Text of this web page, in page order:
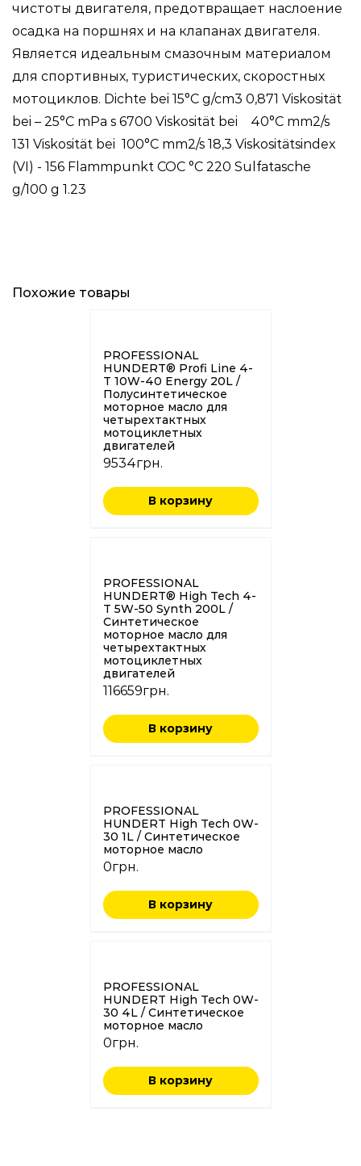
чистоты двигателя, предотвращает наслоение
осадка на поршнях и на клапанах двигателя.
Является идеальным смазочным материалом
для спортивных, туристических, скоростных
мотоциклов. Dichte bei 15°C g/cm3 0,871 Viskosität
bei – 25°C mPa s 6700 Viskosität bei 40°C mm2/s
131 Viskosität bei 100°C mm2/s 18,3 Viskositätsindex
(VI) - 156 Flammpunkt COC °C 220 Sulfatasche
g/100 g 1.23
Похожие товары
PROFESSIONAL
HUNDERT® Profi Line 4-
T 10W-40 Energy 20L /
Полусинтетическое
моторное масло для
четырехтактных
мотоциклетных
двигателей
9534грн.
В корзину
PROFESSIONAL
HUNDERT® High Tech 4-
T 5W-50 Synth 200L /
Синтетическое
моторное масло для
четырехтактных
мотоциклетных
двигателей
116659грн.
В корзину
PROFESSIONAL
HUNDERT High Tech 0W-
30 1L / Синтетическое
моторное масло
0грн.
В корзину
PROFESSIONAL
HUNDERT High Tech 0W-
30 4L / Синтетическое
моторное масло
0грн.
В корзину